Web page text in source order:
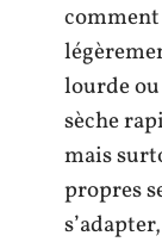
lourde
sèche
mais
propres